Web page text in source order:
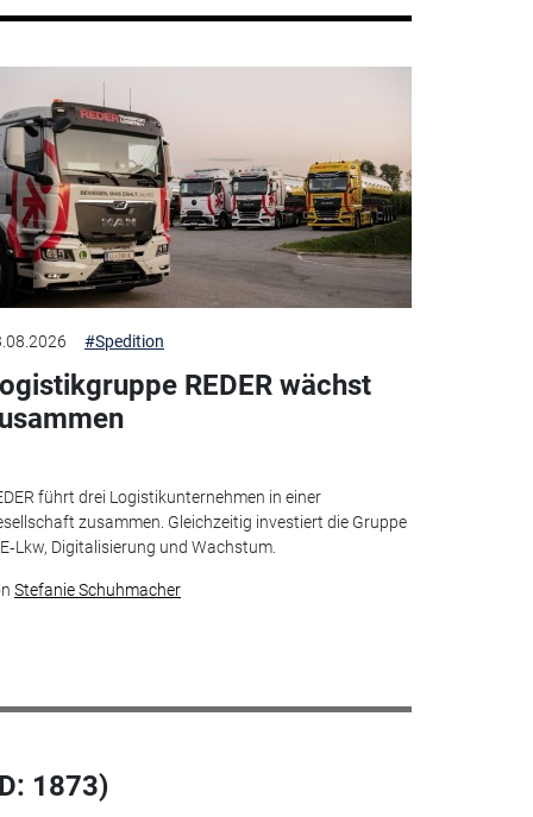
#Spedition
REDER wächst
führt drei Logistikunternehmen in einer
zusammen. Gleichzeitig investiert die Gruppe
Digitalisierung und Wachstum.
Stefanie Schuhmacher
1873)